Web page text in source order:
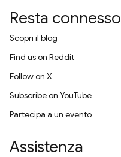
Resta connesso
Scopri il blog
Find us on Reddit
Follow on X
Subscribe on YouTube
Partecipa a un evento
Assistenza